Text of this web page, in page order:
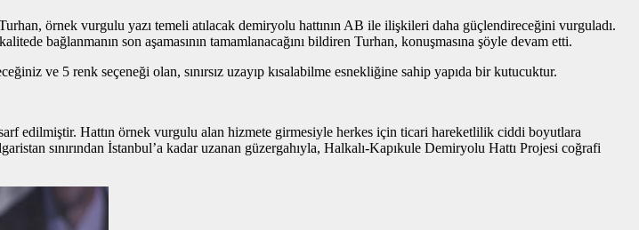
örnek vurgulu yazı temeli atılacak demiryolu hattının AB ile ilişkileri daha güçlendireceğini vurguladı.
bağlanmanın son aşamasının tamamlanacağını bildiren Turhan, konuşmasına şöyle devam etti.
ve 5 renk seçeneği olan, sınırsız uzayıp kısalabilme esnekliğine sahip yapıda bir kutucuktur.
edilmiştir. Hattın örnek vurgulu alan hizmete girmesiyle herkes için ticari hareketlilik ciddi boyutlara
sınırından İstanbul’a kadar uzanan güzergahıyla, Halkalı-Kapıkule Demiryolu Hattı Projesi coğrafi